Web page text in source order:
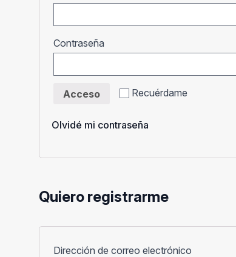
Contraseña
Recuérdame
Acceso
Olvidé mi contraseña
Quiero registrarme
Dirección de correo electrónico